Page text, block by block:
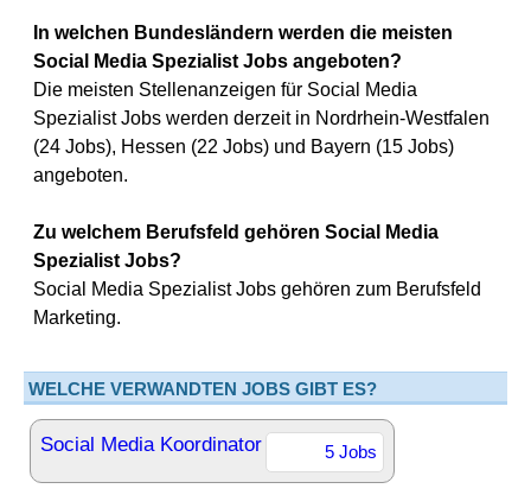
In welchen Bundesländern werden die meisten
Social Media Spezialist Jobs angeboten?
Die meisten Stellenanzeigen für Social Media
Spezialist Jobs werden derzeit in Nordrhein-Westfalen
(24 Jobs), Hessen (22 Jobs) und Bayern (15 Jobs)
angeboten.
Zu welchem Berufsfeld gehören Social Media
Spezialist Jobs?
Social Media Spezialist Jobs gehören zum Berufsfeld
Marketing.
WELCHE VERWANDTEN JOBS GIBT ES?
Social Media Koordinator 5 Jobs